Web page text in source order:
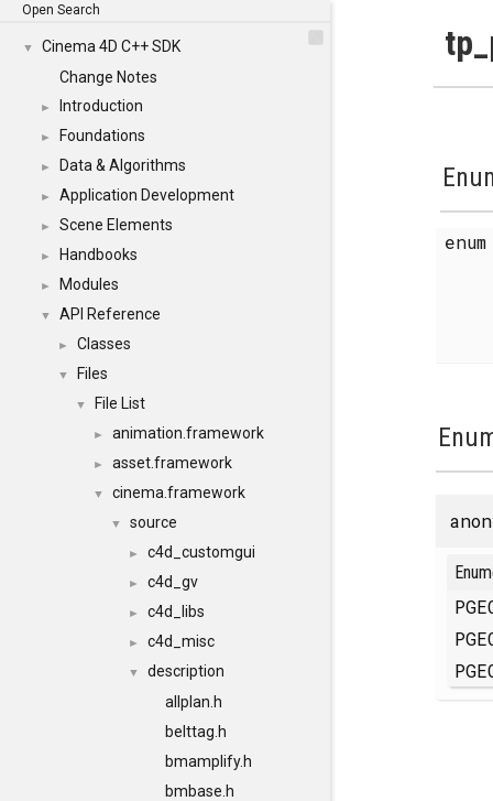
Open Search
▼
Cinema 4D C++ SDK
Change Notes
► Introduction
► Foundations
► Data & Algorithms
► Application Development
► Scene Elements
► Handbooks
► Modules
▼ API Reference
► Classes
▼ Files
▼ File List
► animation.framework
► asset.framework
▼ cinema.framework
▼ source
► c4d_customgui
► c4d_gv
► c4d_libs
► c4d_misc
▼
description
allplan.h
belttag.h
bmamplify.h
bmbase.h